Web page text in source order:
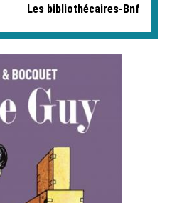
Les bibliothécaires-Bnf